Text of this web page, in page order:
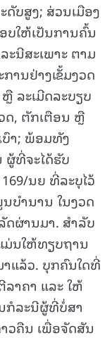
ບສູງ; ສ່ວນເມືອງ
ໃຫ້ເປັນການຄົ້ນ
ະນີສະເພາະ ຕາມ
ານຢ່າງເຂັ້ມງວດ
ລະເມີດລະບຽບ
ດ, ຕັກເຕືອນ ຫຼື
າ; ພ້ອມທັງ
ຜູ້ທີ່ຈະໄດ້ຮັບ
ນຍ ທີ່ລະບຸໄວ້
ບໍານານ ໃນງວດ
ດຜ່ານມາ. ສໍາລັບ
ນໃຫ້ທຽບຖານ
າແລ້ວ. ບຸກຄົນໃດທີ່
າຄາ ແລະ ໃຫ້
ກໍລະນີຜູ້ທີ່ບໍ່ສາ
ວຄືນ ເພື່ອຈັດສັນ